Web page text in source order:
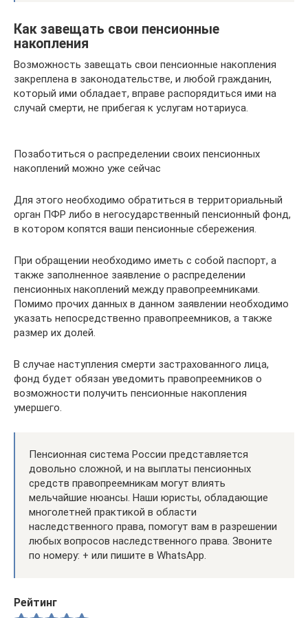
Как завещать свои пенсионные
накопления
Возможность завещать свои пенсионные накопления
закреплена в законодательстве, и любой гражданин,
который ими обладает, вправе распорядиться ими на
случай смерти, не прибегая к услугам нотариуса.
Позаботиться о распределении своих пенсионных
накоплений можно уже сейчас
Для этого необходимо обратиться в территориальный
орган ПФР либо в негосударственный пенсионный фонд,
в котором копятся ваши пенсионные сбережения.
При обращении необходимо иметь с собой паспорт, а
также заполненное заявление о распределении
пенсионных накоплений между правопреемниками.
Помимо прочих данных в данном заявлении необходимо
указать непосредственно правопреемников, а также
размер их долей.
В случае наступления смерти застрахованного лица,
фонд будет обязан уведомить правопреемников о
возможности получить пенсионные накопления
умершего.
Пенсионная система России представляется
довольно сложной, и на выплаты пенсионных
средств правопреемникам могут влиять
мельчайшие нюансы. Наши юристы, обладающие
многолетней практикой в области
наследственного права, помогут вам в разрешении
любых вопросов наследственного права. Звоните
по номеру: + или пишите в WhatsApp.
Рейтинг